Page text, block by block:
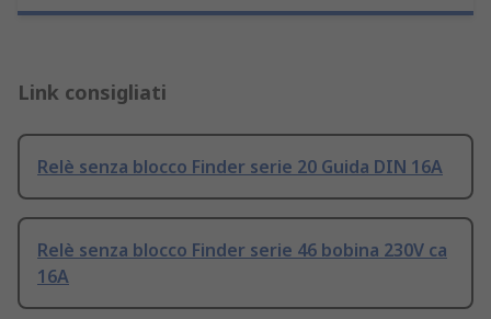
Link consigliati
Relè senza blocco Finder serie 20 Guida DIN 16A
Relè senza blocco Finder serie 46 bobina 230V ca
16A